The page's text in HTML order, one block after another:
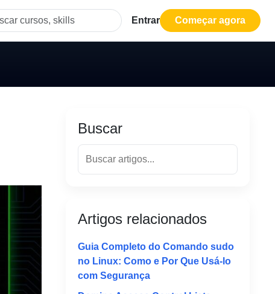
Entrar Começar agora
Buscar
Artigos relacionados
Guia Completo do Comando sudo
no Linux: Como e Por Que Usá-lo
com Segurança